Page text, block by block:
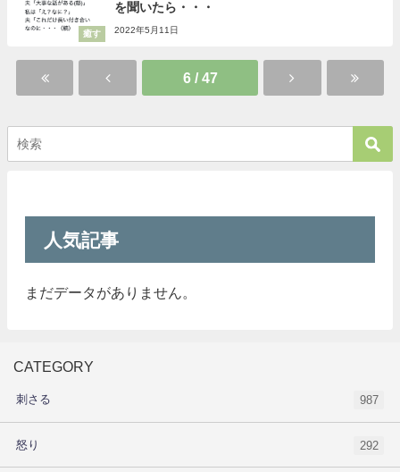
癒す
を聞いたら・・・
2022年5月11日
6 / 47
人気記事
まだデータがありません。
CATEGORY
刺さる 987
怒り 292